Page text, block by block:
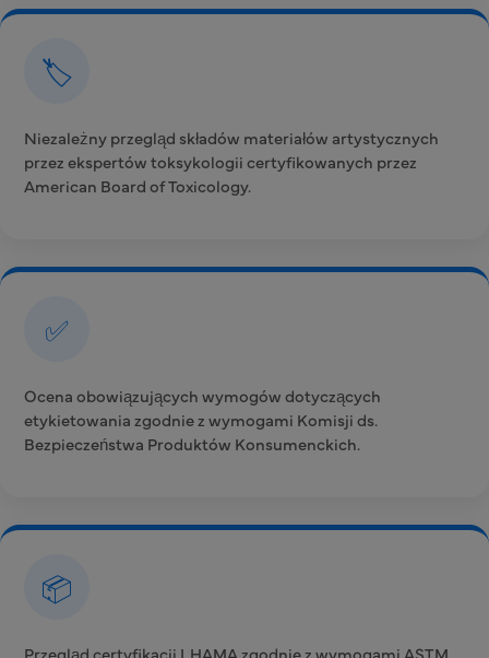
🏷️
Niezależny przegląd składów materiałów artystycznych
przez ekspertów toksykologii certyfikowanych przez
American Board of Toxicology.
✅
Ocena obowiązujących wymogów dotyczących
etykietowania zgodnie z wymogami Komisji ds.
Bezpieczeństwa Produktów Konsumenckich.
📦